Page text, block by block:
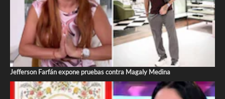
Jefferson Farfán expone pruebas contra Magaly Medina